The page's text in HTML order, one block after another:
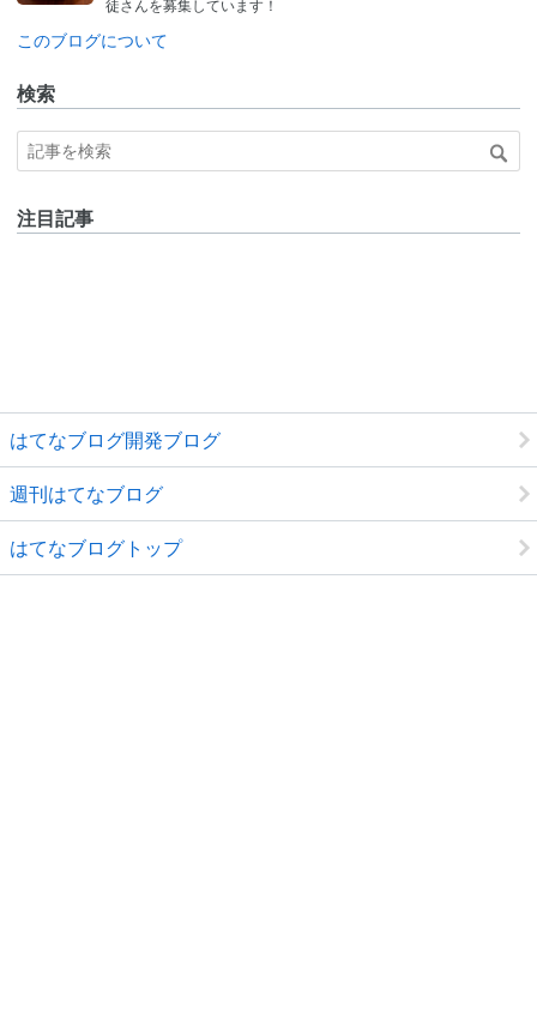
Pro
徒さんを募集しています！
このブログについて
検索
注目記事
はてなブログ開発ブログ
週刊はてなブログ
はてなブログトップ